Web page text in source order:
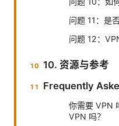
问题 11：是
问题 12：
10. 资源与参考
Frequently
你需要 VPN
VPN 吗？